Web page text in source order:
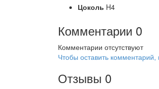
Цоколь H4
Комментарии 0
Комментарии отсутствуют
Чтобы оставить
Отзывы 0